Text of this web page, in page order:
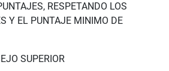
RESPETANDO LOS
Y EL PUNTAJE MINIMO DE
SUPERIOR